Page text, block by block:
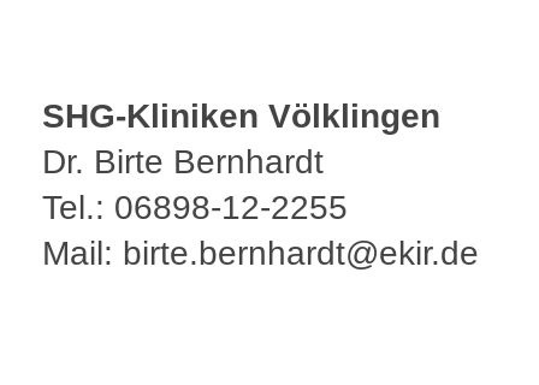
SHG-Kliniken Völklingen
Dr. Birte Bernhardt
Tel.: 06898-12-2255
Mail: birte.bernhardt@ekir.de